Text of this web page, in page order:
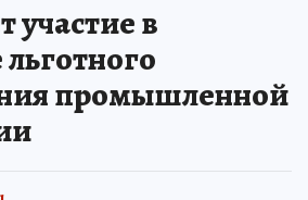
в
промышленной